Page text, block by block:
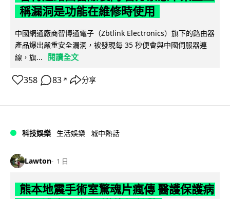
稱漏洞是功能在維修時使用
中國網通廠商智博通電子（Zbtlink Electronics）旗下的路由器
產品爆出嚴重安全漏洞，被發現每 35 秒便會與中國伺服器連
線，旗...
閱讀全文
358 83 ↗ 分享
科技娛樂 生活娛樂 城中熱話
Lawton 1 日
熊本地震手術室驚魂片瘋傳 醫護保護病